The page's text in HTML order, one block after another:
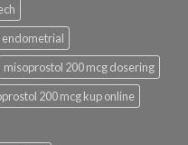
endometrial
misoprostol 200 mcg dosering
200 mcg kup online